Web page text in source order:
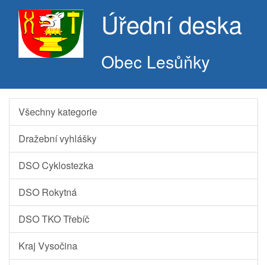
Úřední deska
Obec Lesůňky
Všechny kategorie
Dražební vyhlášky
DSO Cyklostezka
DSO Rokytná
DSO TKO Třebíč
Kraj Vysočina